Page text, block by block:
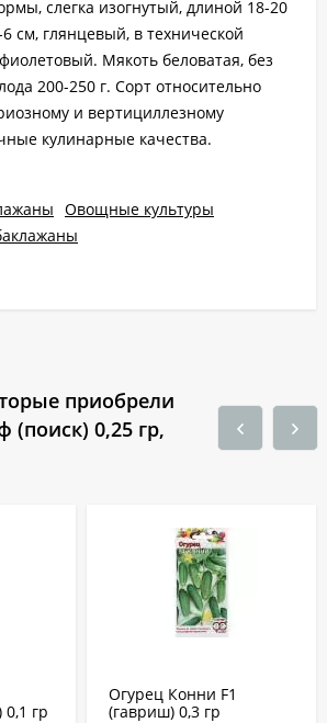
слегка изогнутый, длиной 18-20
см, глянцевый, в технической
Мякоть беловатая, без
200-250 г. Сорт относительно
и вертициллезному
кулинарные качества.
Овощные культуры
приобрели
(поиск) 0,25 гр,
гр
Огурец Конни F1
(гавриш) 0,3 гр